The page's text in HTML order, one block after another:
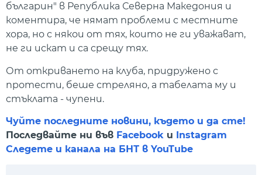
българин" в Република Северна Македония и
коментира, че нямат проблеми с местните
хора, но с някои от тях, които не ги уважават,
не ги искат и са срещу тях.
От откриването на клуба, придружено с
протести, беше стреляно, а табелата му и
стъклата - чупени.
Чуйте последните новини, където и да сте!
Последвайте ни във Facebook и Instagram
Следете и канала на БНТ в YouTube